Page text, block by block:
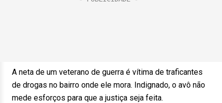
A neta de um veterano de guerra é vítima de traficantes
de drogas no bairro onde ele mora. Indignado, o avô não
mede esforços para que a justiça seja feita.